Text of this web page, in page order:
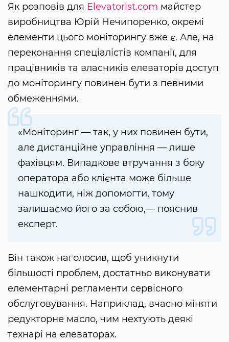
Як розповів для Elevatorist.com майстер
виробництва Юрій Нечипоренко, окремі
елементи цього моніторингу вже є. Але, на
переконання спеціалістів компанії, для
працівників та власників елеваторів доступ
до моніторингу повинен бути з певними
обмеженнями.
«Моніторинг — так, у них повинен бути,
але дистанційне управління — лише
фахівцям. Випадкове втручання з боку
оператора або клієнта може більше
нашкодити, ніж допомогти, тому
залишаємо його за собою,— пояснив
експерт.
Він також наголосив, щоб уникнути
більшості проблем, достатньо виконувати
елементарні регламенти сервісного
обслуговування. Наприклад, вчасно міняти
редукторне масло, чим нехтують деякі
технарі на елеваторах.